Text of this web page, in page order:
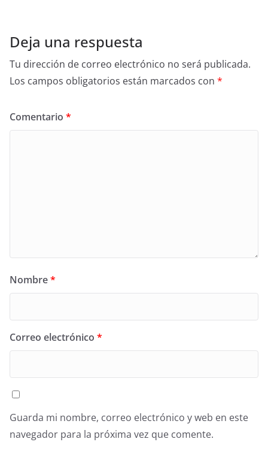
Deja una respuesta
Tu dirección de correo electrónico no será publicada.
Los campos obligatorios están marcados con *
Comentario *
Nombre*
Correo electrónico *
Guarda mi nombre, correo electrónico y web en este
navegador para la próxima vez que comente.